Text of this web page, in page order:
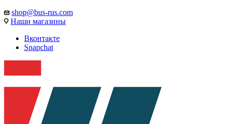
shop@bus-rus.com
Наши магазины
Вконтакте
Snapchat